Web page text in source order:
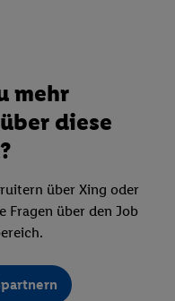
mehr
diese
über Xing oder
Fragen über den Job